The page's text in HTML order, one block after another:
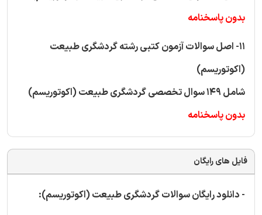
بدون پاسخنامه
11- اصل سوالات آزمون کتبی رشته گردشگری طبیعت
(اکوتوریسم)
شامل 149 سوال تخصصی گردشگری طبیعت (اکوتوریسم)
بدون پاسخنامه
فایل های رایگان
- دانلود رایگان سوالات گردشگری طبیعت (اکوتوریسم):